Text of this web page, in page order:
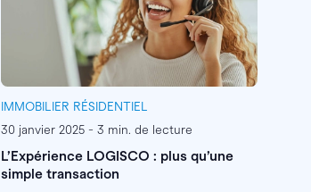
IMMOBILIER RÉSIDENTIEL
30 janvier 2025 - 3 min. de lecture
L’Expérience LOGISCO : plus qu’une
simple transaction